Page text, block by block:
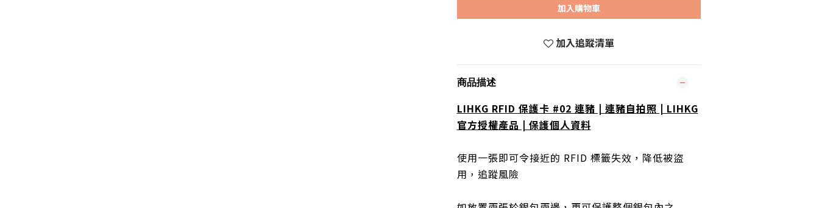
加入購物車
加入追蹤清單
商品描述
LIHKG RFID 保護卡 #02 連豬 | 連豬自拍照 | LIHKG
官方授權產品 | 保護個人資料
使用一張即可令接近的 RFID 標籤失效，降低被盜
用，追蹤風險